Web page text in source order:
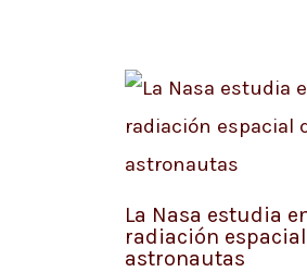
La Nasa estudia
radiación
astronautas